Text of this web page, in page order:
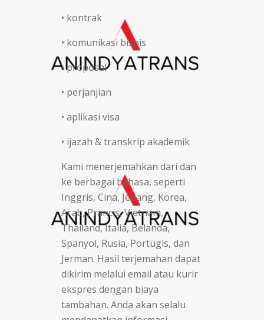
• kontrak
• komunikasi bisnis
• proposal
• perjanjian
• aplikasi visa
• ijazah & transkrip akademik
Kami menerjemahkan dari dan
ke berbagai bahasa, seperti
Inggris, Cina, Jepang, Korea,
Arab, Prancis, Vietnam,
Thailand, Italia, Belanda,
Spanyol, Rusia, Portugis, dan
Jerman. Hasil terjemahan dapat
dikirim melalui email atau kurir
ekspres dengan biaya
tambahan. Anda akan selalu